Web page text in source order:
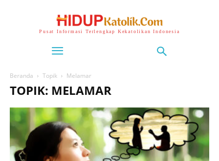
Pusat Informasi Terlengkap Kekatolikan Indonesia
Beranda Topik Melamar
TOPIK: MELAMAR